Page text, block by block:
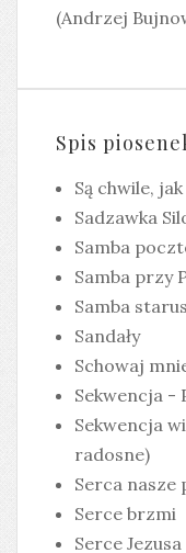
(Andrzej
Spis
Są chwile,
Sadzawka
Samba
Samba przy
Samba
Sandały
Schowaj
Sekwencja -
Sekwencja
radosne)
Serca nasze
Serce brzmi
Serce Jezusa